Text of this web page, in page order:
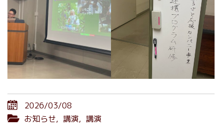
2026/03/08
お知らせ, 講演, 講演